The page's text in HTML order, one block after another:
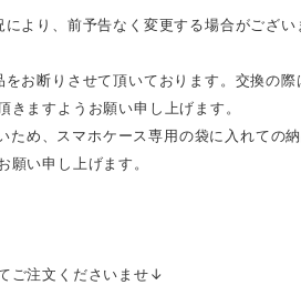
より、前予告なく変更する場合がござ
お断りさせて頂いております。交換の
ますようお願い申し上げます。
め、スマホケース専用の袋に入れての
い申し上げます。
ご注文くださいませ↓